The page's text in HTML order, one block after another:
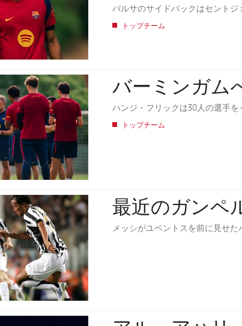
バルサのサイドバックはセント
トップチーム
バーミンガム
ハンジ・フリックは30人の選手
トップチーム
最近のガンペ
メッシがユベントスを前に見せ